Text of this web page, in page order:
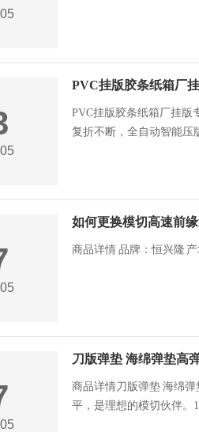
PVC挂版胶条纸箱厂
PVC挂版胶条纸箱厂挂版
复折不断，全自动智能压
如何更换模切高速前
商品详情 品牌：恒兴隆
刀版弹垫 海绵弹垫高
商品详情刀版弹垫 海绵
平，是理想的模切伙伴。